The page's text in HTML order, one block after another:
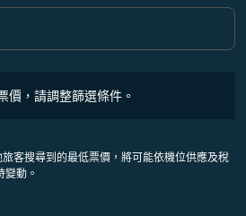
價，請調整篩選條件。
客搜尋到的最低票價，將可能依機位供應及稅
動。